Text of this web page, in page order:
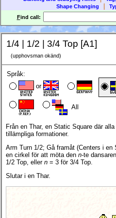
Shape Changing
Find call:
1/4 | 1/2 | 3/4 Top [A1]
(upphovsman okänd)
Språk:
or
All
Från en Thar, en Static Square där
tillämpliga formationer.
Arm Turn 1/2; Gå framåt (Centers i en
en cirkel för att möta den n-te
1/2 Top, eller n = 3 för 3/4 Top.
Slutar i en Thar.